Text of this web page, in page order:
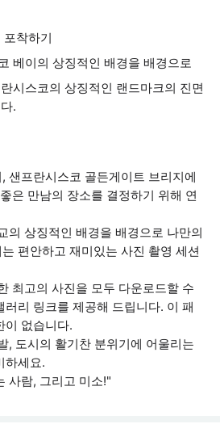
착하기
베이의 상징적인 배경을 배경으로
시스코의 상징적인 랜드마크의 진면
.
샌프란시스코 골든게이트 브리지에
은 만남의 장소를 결정하기 위해 연
의 상징적인 배경을 배경으로 나만의
편안하고 재미있는 사진 촬영 세션
최고의 사진을 모두 다운로드할 수
리 링크를 제공해 드립니다. 이 패
이 없습니다.
, 도시의 활기찬 분위기에 어울리는
하세요.
사람, 그리고 미소!"